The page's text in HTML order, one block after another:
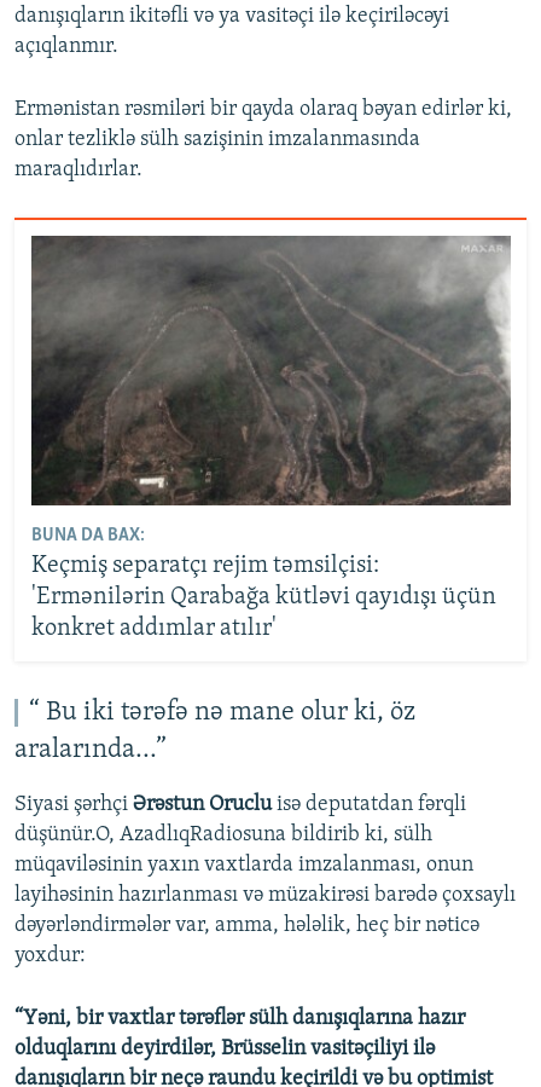
danışıqların ikitəfli və ya vasitəçi ilə keçiriləcəyi
açıqlanmır.
Ermənistan rəsmiləri bir qayda olaraq bəyan edirlər ki,
onlar tezliklə sülh sazişinin imzalanmasında
maraqlıdırlar.
BUNA DA BAX:
Keçmiş separatçı rejim təmsilçisi:
'Ermənilərin Qarabağa kütləvi qayıdışı üçün
konkret addımlar atılır'
“ Bu iki tərəfə nə mane olur ki, öz
aralarında...”
Siyasi şərhçi Ərəstun Orucluisə deputatdan fərqli
düşünür.O, AzadlıqRadiosuna bildirib ki, sülh
müqaviləsinin yaxın vaxtlarda imzalanması, onun
layihəsinin hazırlanması və müzakirəsi barədə çoxsaylı
dəyərləndirmələr var, amma, hələlik, heç bir nəticə
yoxdur:
“Yəni, bir vaxtlar tərəflər sülh danışıqlarına hazır
olduqlarını deyirdilər, Brüsselin vasitəçiliyi ilə
danışıqların bir neçə raundu keçirildi və bu optimist